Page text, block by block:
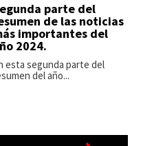
parte del
de las noticias
importantes del
2024.
esta segunda parte del
del año...